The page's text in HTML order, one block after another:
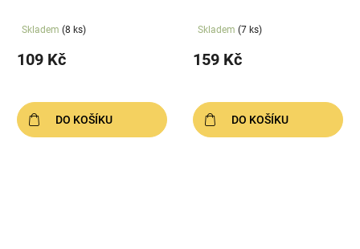
Skladem (8 ks)
109 Kč
DO KOŠÍKU
Skladem (7 ks)
159 Kč
DO KOŠÍKU